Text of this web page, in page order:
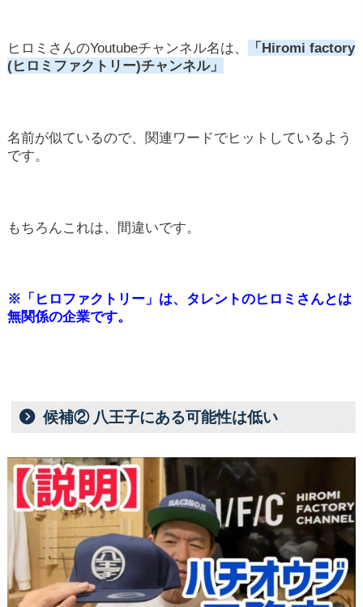
ヒロミさんのYoutubeチャンネル名は、 「 Hiromi factory
(ヒロミファクトリー)チャンネル」
名前が似ているので、関連ワードでヒットしているよう
です。
もちろんこれは、間違いです。
※「ヒロファクトリー」は、タレントのヒロミさんとは
無関係の企業です。
候補② 八王子にある可能性は低い